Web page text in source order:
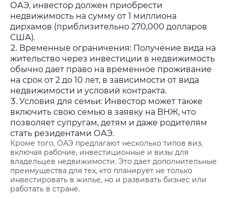
ОАЭ, инвестор должен приобрести
недвижимость на сумму от 1 миллиона
дирхамов (приблизительно 270,000 долларов
США).
Временные ограничения: Получение вида на
жительство через инвестиции в недвижимость
обычно дает право на временное проживание
на срок от 2 до 10 лет, в зависимости от вида
недвижимости и условий контракта.
Условия для семьи: Инвестор может также
включить свою семью в заявку на ВНЖ, что
позволяет супругам, детям и даже родителям
стать резидентами ОАЭ.
Кроме того, ОАЭ предлагают несколько типов виз,
включая рабочие, инвестиционные и визы для
владельцев недвижимости. Это дает дополнительные
преимущества для тех, кто планирует не только
инвестировать в жилье, но и развивать бизнес или
работать в стране.